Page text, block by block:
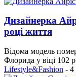
Дизайнерка
році життя
Відома модель
Флорида у віці 102
Lifestyle&Fashion - 4